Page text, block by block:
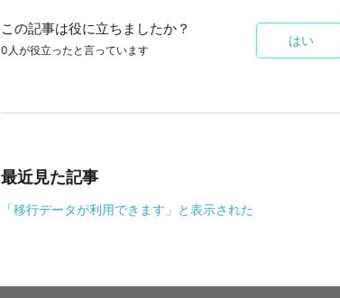
この記事は役に立ちましたか？
0人が役立ったと言っています
はい
最近見た記事
「移行データが利用できます」と表示された